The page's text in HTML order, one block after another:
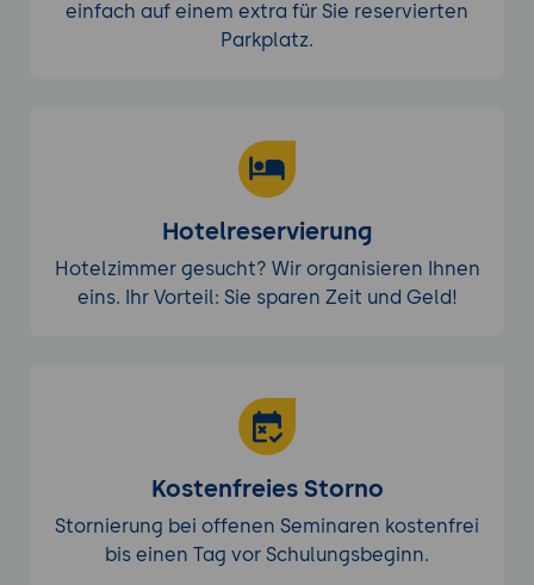
einfach auf einem extra für Sie reservierten
Parkplatz.
Hotelreservierung
Hotelzimmer gesucht? Wir organisieren Ihnen
eins. Ihr Vorteil: Sie sparen Zeit und Geld!
Kostenfreies Storno
Stornierung bei offenen Seminaren kostenfrei
bis einen Tag vor Schulungsbeginn.